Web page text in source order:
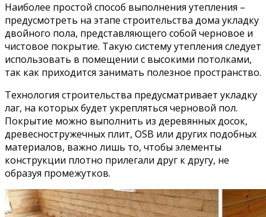
Наиболее простой способ выполнения утепления –
предусмотреть на этапе строительства дома укладку
двойного пола, представляющего собой черновое и
чистовое покрытие. Такую систему утепления следует
использовать в помещении с высокими потолками,
так как приходится занимать полезное пространство.
Технология строительства предусматривает укладку
лаг, на которых будет укрепляться черновой пол.
Покрытие можно выполнить из деревянных досок,
древесностружечных плит, OSB или других подобных
материалов, важно лишь то, чтобы элементы
конструкции плотно прилегали друг к другу, не
образуя промежутков.